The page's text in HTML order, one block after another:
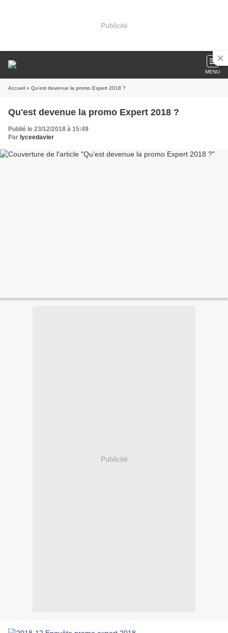
Publicité
MENU
Accueil » Qu'est devenue la promo Expert 2018 ?
Qu'est devenue la promo Expert 2018 ?
Publié le 23/12/2018 à 15:49
Par lyceedavier
Publicité